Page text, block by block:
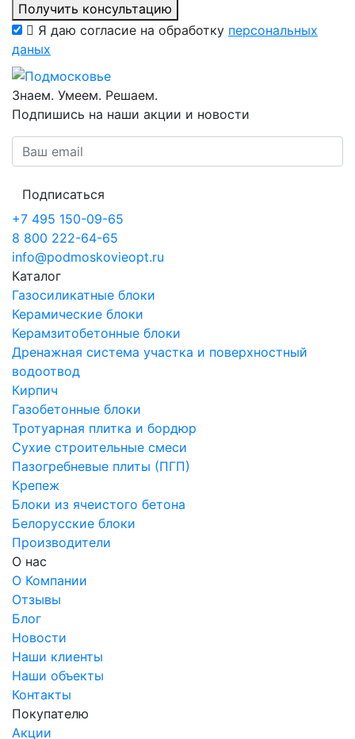
Получить консультацию
Я даю согласие на обработку персональных
даных
Знаем. Умеем. Решаем.
Подпишись на наши акции и новости
Подписаться
+7 495 150-09-65
8 800 222-64-65
info@podmoskovieopt.ru
Каталог
Газосиликатные блоки
Керамические блоки
Керамзитобетонные блоки
Дренажная система участка и поверхностный
водоотвод
Кирпич
Газобетонные блоки
Тротуарная плитка и бордюр
Сухие строительные смеси
Пазогребневые плиты (ПГП)
Крепеж
Блоки из ячеистого бетона
Белорусские блоки
Производители
О нас
О Компании
Отзывы
Блог
Новости
Наши клиенты
Наши объекты
Контакты
Покупателю
Акции